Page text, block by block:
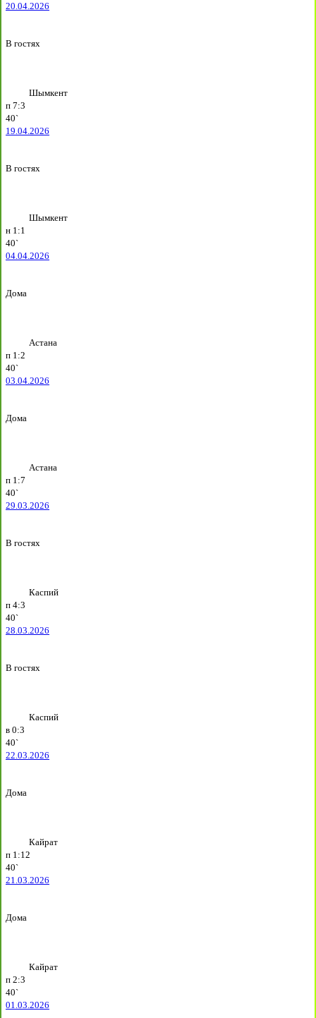
20.04.2026
В гостях
Шымкент
п 7:3
40`
19.04.2026
В гостях
Шымкент
н 1:1
40`
04.04.2026
Дома
Астана
п 1:2
40`
03.04.2026
Дома
Астана
п 1:7
40`
29.03.2026
В гостях
Каспий
п 4:3
40`
28.03.2026
В гостях
Каспий
в 0:3
40`
22.03.2026
Дома
Кайрат
п 1:12
40`
21.03.2026
Дома
Кайрат
п 2:3
40`
01.03.2026